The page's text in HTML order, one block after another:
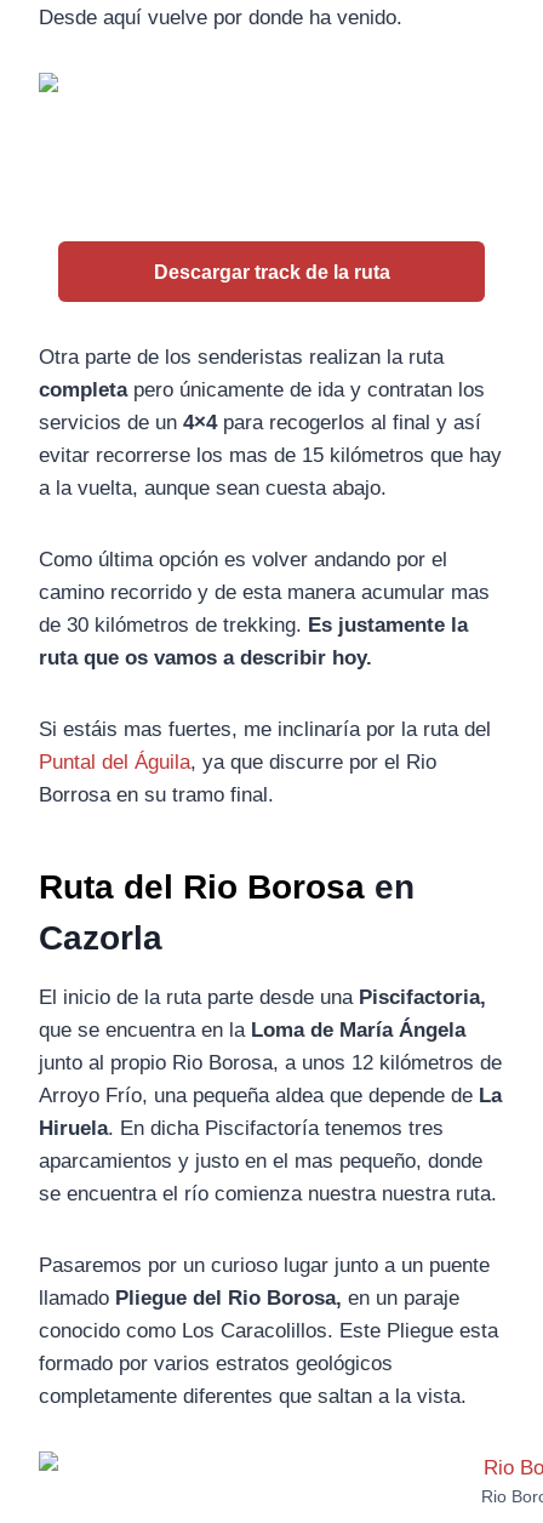
Desde aquí vuelve por donde ha venido.
Descargar track de la ruta
Otra parte de los senderistas realizan la ruta
completapero únicamente de ida y contratan los
servicios de un 4×4para recogerlos al final y así
evitar recorrerse los mas de 15 kilómetros que hay
a la vuelta, aunque sean cuesta abajo.
Como última opción es volver andando por el
camino recorrido y de esta manera acumular mas
de 30 kilómetros de trekking. Es justamente la
ruta que os vamos a describir hoy.
Si estáis mas fuertes, me inclinaría por la ruta del
Puntal del Águila, ya que discurre por el Rio
Borrosa en su tramo final.
Ruta del Rio Borosa en
Cazorla
El inicio de la ruta parte desde una Piscifactoria,
que se encuentra en la Loma de María Ángela
junto al propio Rio Borosa, a unos 12 kilómetros de
Arroyo Frío, una pequeña aldea que depende de La
Hiruela. En dicha Piscifactoría tenemos tres
aparcamientos y justo en el mas pequeño, donde
se encuentra el río comienza nuestra nuestra ruta.
Pasaremos por un curioso lugar junto a un puente
llamado Pliegue del Rio Borosa, en un paraje
conocido como Los Caracolillos. Este Pliegue esta
formado por varios estratos geológicos
completamente diferentes que saltan a la vista.
Rio